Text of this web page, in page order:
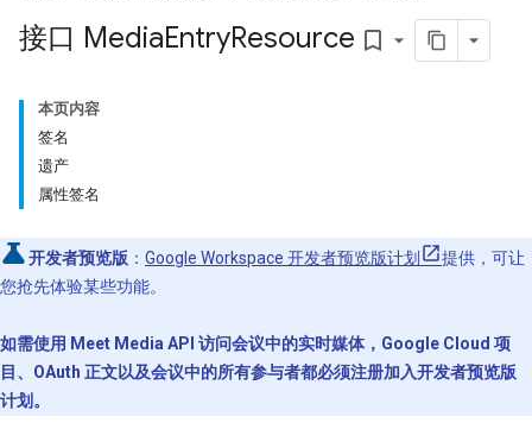
接口 MediaEntryResource bookmark_border
本页内容
签名
遗产
属性签名
开发者预览版 ： Google Workspace 开发者预览版计划
提供，可让
您抢先体验某些功能。
如需使用 Meet Media API 访问会议中的实时媒体，Google Cloud 项
目、OAuth 正文以及会议中的所有参与者都必须注册加入开发者预览版
计划。